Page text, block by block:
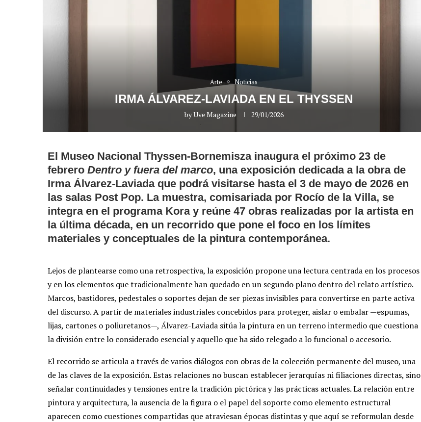
Arte Noticias
IRMA ÁLVAREZ-LAVIADA EN EL THYSSEN
byUve Magazine 29/01/2026
El Museo Nacional Thyssen-Bornemisza inaugura el próximo 23 de
febrero Dentro y fuera del marco, una exposición dedicada a la obra de
Irma Álvarez-Laviada que podrá visitarse hasta el 3 de mayo de 2026 en
las salas Post Pop. La muestra, comisariada por Rocío de la Villa, se
integra en el programa Kora y reúne 47 obras realizadas por la artista en
la última década, en un recorrido que pone el foco en los límites
materiales y conceptuales de la pintura contemporánea.
Lejos de plantearse como una retrospectiva, la exposición propone una lectura centrada en los procesos
y en los elementos que tradicionalmente han quedado en un segundo plano dentro del relato artístico.
Marcos, bastidores, pedestales o soportes dejan de ser piezas invisibles para convertirse en parte activa
del discurso. A partir de materiales industriales concebidos para proteger, aislar o embalar —espumas,
lijas, cartones o poliuretanos—, Álvarez-Laviada sitúa la pintura en un terreno intermedio que cuestiona
la división entre lo considerado esencial y aquello que ha sido relegado a lo funcional o accesorio.
El recorrido se articula a través de varios diálogos con obras de la colección permanente del museo, una
de las claves de la exposición. Estas relaciones no buscan establecer jerarquías ni filiaciones directas, sino
señalar continuidades y tensiones entre la tradición pictórica y las prácticas actuales. La relación entre
pintura y arquitectura, la ausencia de la figura o el papel del soporte como elemento estructural
aparecen como cuestiones compartidas que atraviesan épocas distintas y que aquí se reformulan desde